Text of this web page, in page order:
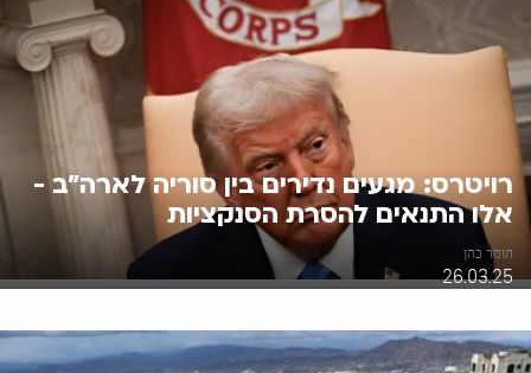
רויטרס: מגעים נדירים בין סוריה לארה"ב -
אלו התנאים להסרת הסנקציות
תומר כהן
26.03.25